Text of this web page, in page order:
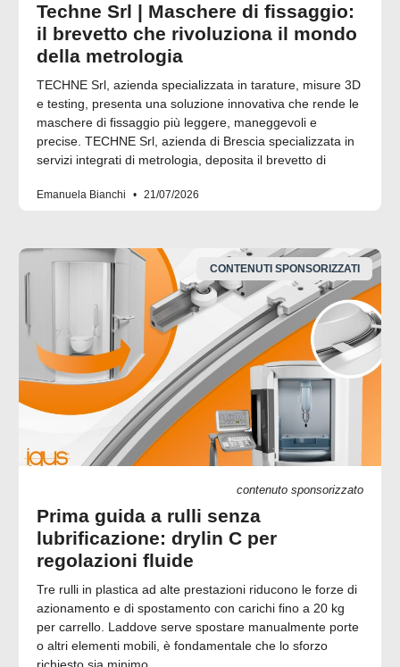
Techne Srl | Maschere di fissaggio:
il brevetto che rivoluziona il mondo
della metrologia
TECHNE Srl, azienda specializzata in tarature, misure 3D
e testing, presenta una soluzione innovativa che rende le
maschere di fissaggio più leggere, maneggevoli e
precise. TECHNE Srl, azienda di Brescia specializzata in
servizi integrati di metrologia, deposita il brevetto di
Emanuela Bianchi 21/07/2026
CONTENUTI SPONSORIZZATI
contenuto sponsorizzato
Prima guida a rulli senza
lubrificazione: drylin C per
regolazioni fluide
Tre rulli in plastica ad alte prestazioni riducono le forze di
azionamento e di spostamento con carichi fino a 20 kg
per carrello. Laddove serve spostare manualmente porte
o altri elementi mobili, è fondamentale che lo sforzo
richiesto sia minimo